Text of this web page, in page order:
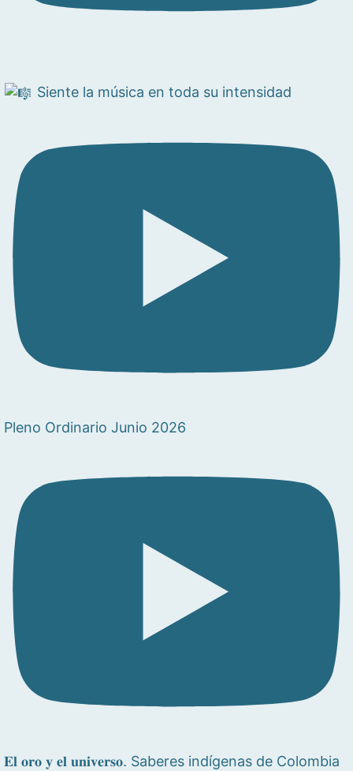
Siente la música en toda su intensidad
Pleno Ordinario Junio 2026
𝐄𝐥 𝐨𝐫𝐨 𝐲 𝐞𝐥 𝐮𝐧𝐢𝐯𝐞𝐫𝐬𝐨. Saberes indígenas de Colombia